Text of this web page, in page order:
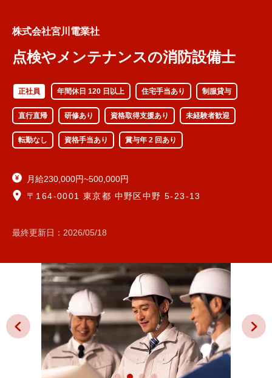
株式会社宮川電業社
点検やメンテナンスの消防設備士
正社員 年間休日 120 日以上 住宅手当あり 制服貸与
直行直帰 研修あり 資格取得支援あり 未経験者歓迎
転勤なし 資格手当あり 賞与年 2 回あり
月給230,000円~500,000円
〒164-0001 東京都 中野区中野 5-23-13
最終更新日： 2026/05/18